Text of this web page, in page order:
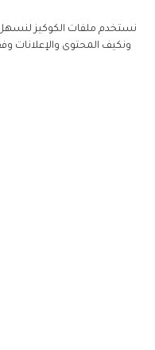
نستخدم ملفات الكوكيز لنسهل
ونكيف المحتوى والإعلانات